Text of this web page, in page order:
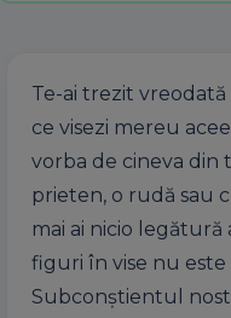
Te-ai trezit
ce visezi mereu
vorba de cineva
prieten, o rudă sau
mai ai nicio
figuri în vise nu
Subconștientul